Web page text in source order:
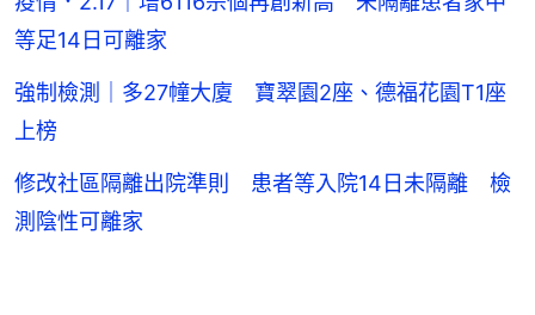
等足14日可離家
強制檢測｜多27幢大廈 寶翠園2座、德福花園T1座
上榜
修改社區隔離出院準則 患者等入院14日未隔離 檢
測陰性可離家